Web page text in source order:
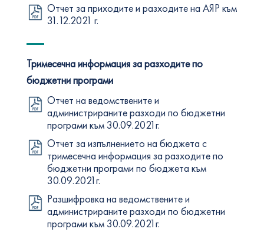
Отчет за приходите и разходите на АЯР към
31.12.2021 г.
Тримесечна информация за разходите по
бюджетни програми
Отчет на ведомствените и
администрираните разходи по бюджетни
програми към 30.09.2021г.
Отчет за изпълнението на бюджета с
тримесечна информация за разходите по
бюджетни програми по бюджета към
30.09.2021г.
Разшифровка на ведомствените и
администрираните разходи по бюджетни
програми към 30.09.2021г.